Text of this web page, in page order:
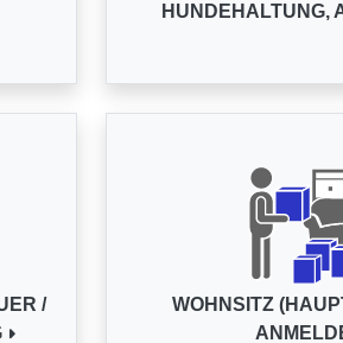
HUNDEHALTUNG,
/
WOHNSITZ